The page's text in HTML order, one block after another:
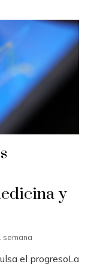
y
semana
el progresoLa